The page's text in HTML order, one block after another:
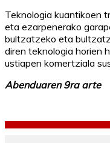
Teknologia kuantikoen
eta ezarpenerako
bultzatzeko eta
diren teknologia horien
ustiapen komertziala
Abenduaren 9ra arte